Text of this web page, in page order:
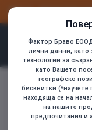
Фактор Браво
лични данни, като
технологии за
като Вашето
географско
бисквитки
находяща се на
на нашите
предпочитания и
ВХОД
home
CANYON